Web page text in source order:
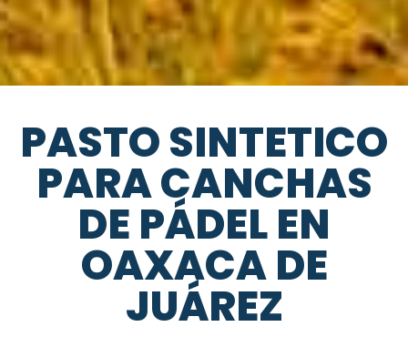
PASTO SINTETICO
PARA CANCHAS
DE PÁDEL EN
OAXACA DE
JUÁREZ